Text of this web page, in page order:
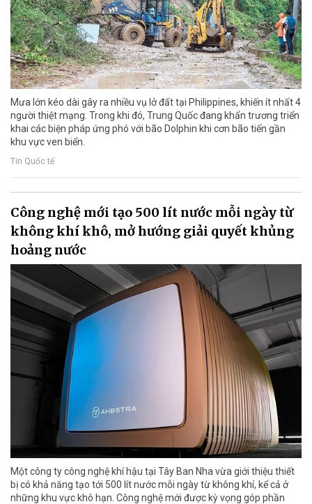
Mưa lớn kéo dài gây ra nhiều vụ lở đất tại Philippines, khiến ít nhất 4
người thiệt mạng. Trong khi đó, Trung Quốc đang khẩn trương triển
khai các biện pháp ứng phó với bão Dolphin khi cơn bão tiến gần
khu vực ven biển.
Tin Quốc tế
Công nghệ mới tạo 500 lít nước mỗi ngày từ
không khí khô, mở hướng giải quyết khủng
hoảng nước
Một công ty công nghệ khí hậu tại Tây Ban Nha vừa giới thiệu thiết
bị có khả năng tạo tới 500 lít nước mỗi ngày từ không khí, kể cả ở
những khu vực khô hạn. Công nghệ mới được kỳ vọng góp phần